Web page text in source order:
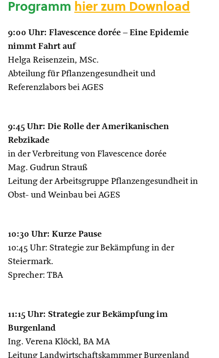
Programm hier zum Download
9:00 Uhr: Flavescence dorée – Eine Epidemie
nimmt Fahrt auf
Helga Reisenzein, MSc.
Abteilung für Pflanzengesundheit und
Referenzlabors bei AGES
9:45 Uhr: Die Rolle der Amerikanischen
Rebzikade
in der Verbreitung von Flavescence dorée
Mag. Gudrun Strauß
Leitung der Arbeitsgruppe Pflanzengesundheit in
Obst- und Weinbau bei AGES
10:30 Uhr: Kurze Pause
10:45 Uhr: Strategie zur Bekämpfung in der
Steiermark.
Sprecher: TBA
11:15 Uhr: Strategie zur Bekämpfung im
Burgenland
Ing. Verena Klöckl, BA MA
Leitung Landwirtschaftskammmer Burgenland